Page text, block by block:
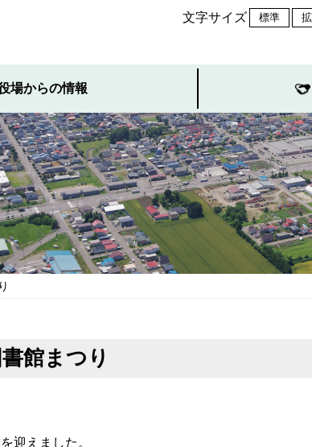
文字サイズ 標準
場からの情報
書館まつり
迎えました。